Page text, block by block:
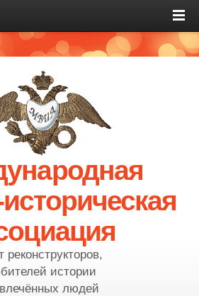
реконструкторов,
истории
людей